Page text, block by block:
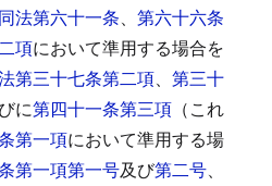
同法第六十一条、 第六十六条
項において準用する場合を
第三十七条第二項、 第三十
に第四十一条第三項 （これ
第一項において準用する場
第一項第一号及び第二号、